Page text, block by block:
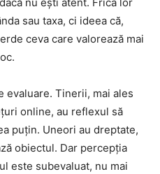
nu ești atent. Frica lor
sau taxa, ci ideea că,
ceva care valorează mai
evaluare. Tinerii, mai ales
online, au reflexul să
puțin. Uneori au dreptate,
obiectul. Dar percepția
este subevaluat, nu mai